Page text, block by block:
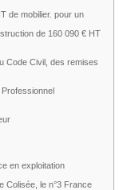
de mobilier. pour un
de 160 090 € HT
Code Civil, des remises
en exploitation
Colisée, le n°3 France